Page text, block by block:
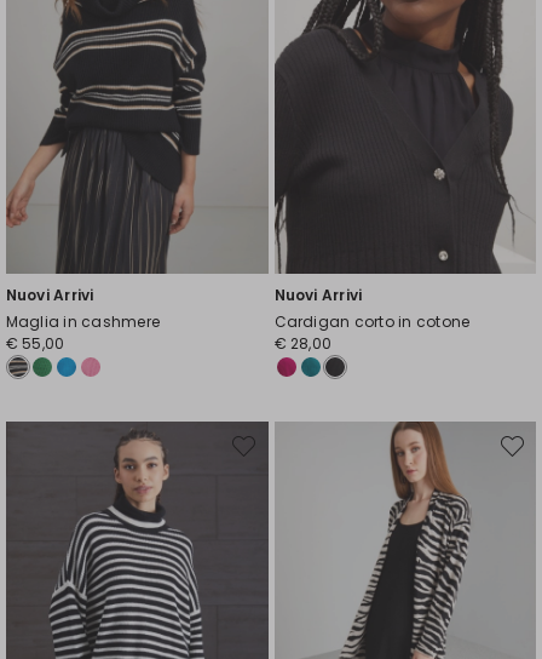
Nuovi Arrivi
Maglia in cashmere
€ 55,00
Nuovi Arrivi
Cardigan corto in cotone
€ 28,00
Sposta